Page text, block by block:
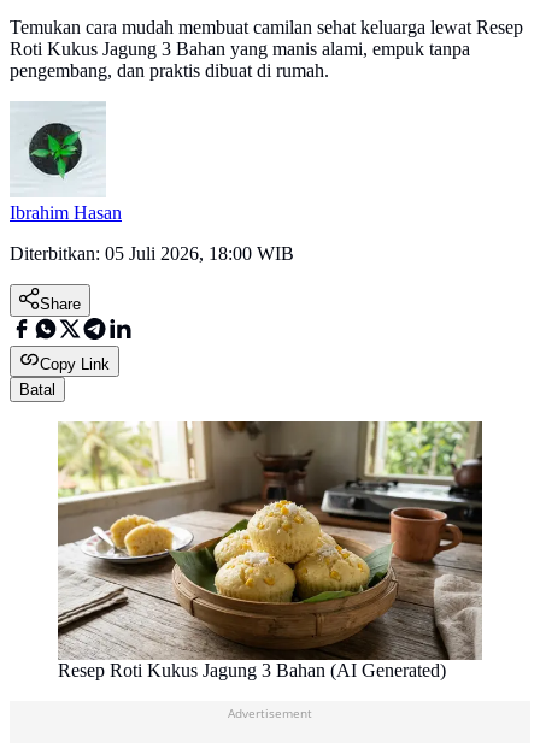
Temukan cara mudah membuat camilan sehat keluarga lewat Resep
Roti Kukus Jagung 3 Bahan yang manis alami, empuk tanpa
pengembang, dan praktis dibuat di rumah.
Ibrahim Hasan
Diterbitkan: 05 Juli 2026, 18:00 WIB
Share
Copy Link
Batal
Resep Roti Kukus Jagung 3 Bahan (AI Generated)
Advertisement